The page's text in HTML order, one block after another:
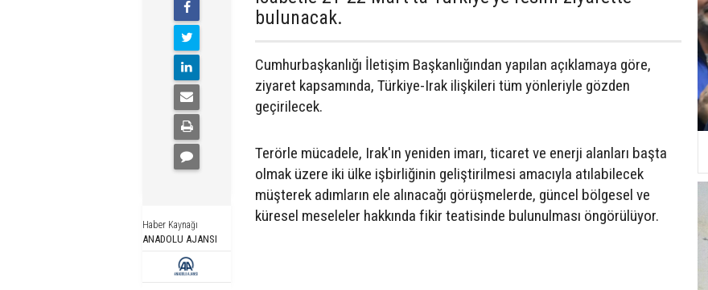
Haber Kaynağı
ANADOLU AJANSI
bulunacak.
Cumhurbaşkanlığı İletişim Başkanlığından yapılan açıklamaya göre,
ziyaret kapsamında, Türkiye-Irak ilişkileri tüm yönleriyle gözden
geçirilecek.
Terörle mücadele, Irak'ın yeniden imarı, ticaret ve enerji alanları başta
olmak üzere iki ülke işbirliğinin geliştirilmesi amacıyla atılabilecek
müşterek adımların ele alınacağı görüşmelerde, güncel bölgesel ve
küresel meseleler hakkında fikir teatisinde bulunulması öngörülüyor.